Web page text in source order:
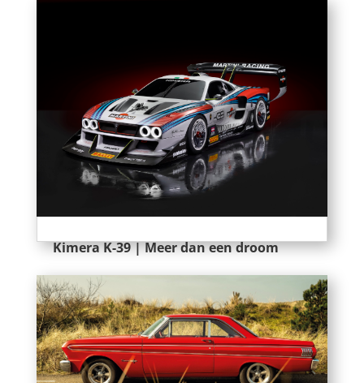
Kimera K-39 | Meer dan een droom